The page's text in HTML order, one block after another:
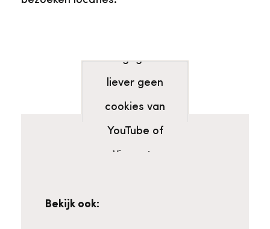
aangegeven
liever geen
cookies van
YouTube of
Vimeo te
Bekijk ook: